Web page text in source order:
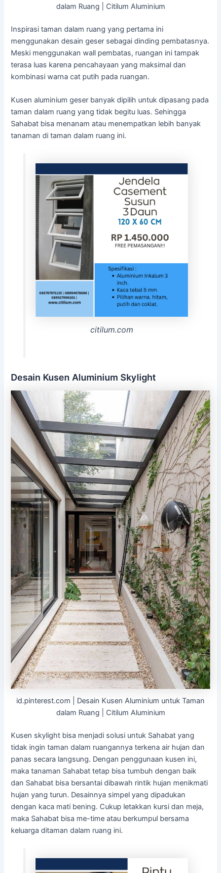
dalam Ruang | Citilum Aluminium
Inspirasi taman dalam ruang yang pertama ini
menggunakan desain geser sebagai dinding pembatasnya.
Meski menggunakan wall pembatas, ruangan ini tampak
terasa luas karena pencahayaan yang maksimal dan
kombinasi warna cat putih pada ruangan.
Kusen aluminium geser banyak dipilih untuk dipasang pada
taman dalam ruang yang tidak begitu luas. Sehingga
Sahabat bisa menanam atau menempatkan lebih banyak
tanaman di taman dalam ruang ini.
citilum.com
Desain Kusen Aluminium Skylight
id.pinterest.com | Desain Kusen Aluminium untuk Taman
dalam Ruang | Citilum Aluminium
Kusen skylight bisa menjadi solusi untuk Sahabat yang
tidak ingin taman dalam ruangannya terkena air hujan dan
panas secara langsung. Dengan penggunaan kusen ini,
maka tanaman Sahabat tetap bisa tumbuh dengan baik
dan Sahabat bisa bersantai dibawah rintik hujan menikmati
hujan yang turun. Desainnya simpel yang dipadukan
dengan kaca mati bening. Cukup letakkan kursi dan meja,
maka Sahabat bisa me-time atau berkumpul bersama
keluarga ditaman dalam ruang ini.